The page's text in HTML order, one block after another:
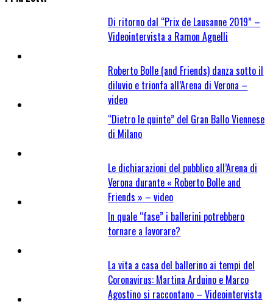
Di ritorno dal “Prix de Lausanne 2019” –
Videointervista a Ramon Agnelli
Roberto Bolle (and Friends) danza sotto il
diluvio e trionfa all’Arena di Verona –
video
“Dietro le quinte” del Gran Ballo Viennese
di Milano
Le dichiarazioni del pubblico all’Arena di
Verona durante « Roberto Bolle and
Friends » – video
In quale “fase” i ballerini potrebbero
tornare a lavorare?
La vita a casa del ballerino ai tempi del
Coronavirus: Martina Arduino e Marco
Agostino si raccontano – Videointervista